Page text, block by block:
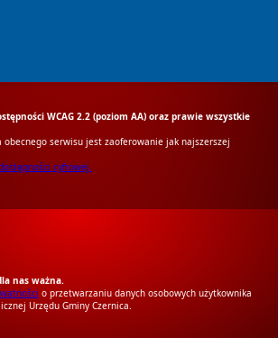
WCAG 2.2 (poziom AA) oraz prawie wszystkie
obecnego serwisu jest zaoferowanie jak najszerszej
cyfrowej.
nas ważna.
o przetwarzaniu danych osobowych użytkownika
Urzędu Gminy Czernica.